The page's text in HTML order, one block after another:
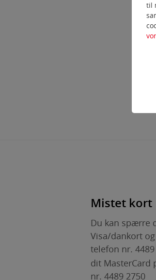
Mistet kort
Du kan spærre
Visa/dankort
telefon nr.
dit MasterCard
nr. 4489 2750
til